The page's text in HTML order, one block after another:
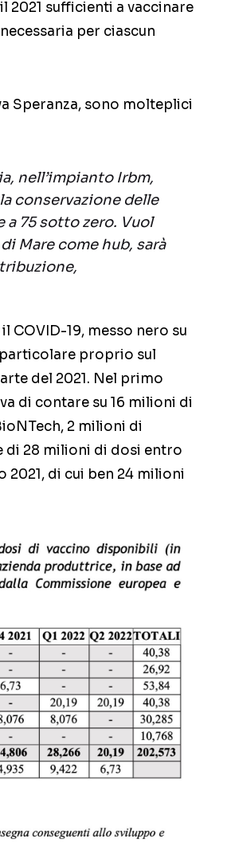
2021 sufficienti a vaccinare
per ciascun
Speranza, sono molteplici
nell’impianto Irbm,
conservazione delle
75 sotto zero. Vuol
Mare come hub, sarà
COVID-19, messo nero su
proprio sul
del 2021. Nel primo
di contare su 16 milioni di
2 milioni di
di 28 milioni di dosi entro
2021, di cui ben 24 milioni